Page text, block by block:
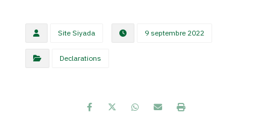
Site Siyada 9 septembre 2022
Declarations